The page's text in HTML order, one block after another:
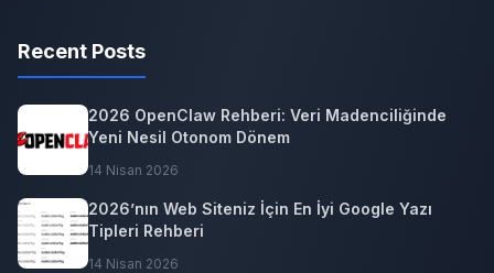
Recent Posts
2026 OpenClaw Rehberi: Veri Madenciliğinde
Yeni Nesil Otonom Dönem
14 Nisan 2026
2026’nın Web Siteniz İçin En İyi Google Yazı
Tipleri Rehberi
14 Nisan 2026